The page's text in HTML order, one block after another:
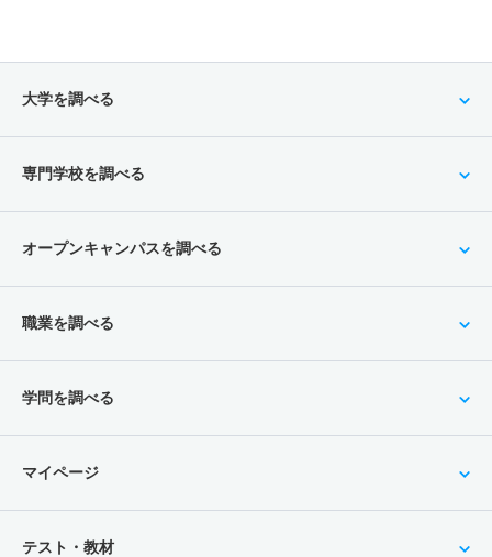
大学を調べる
専門学校を調べる
オープンキャンパスを調べる
職業を調べる
学問を調べる
マイページ
テスト・教材